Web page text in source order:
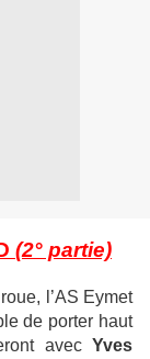
(2° partie)
l’AS Eymet
de porter haut
avec Yves